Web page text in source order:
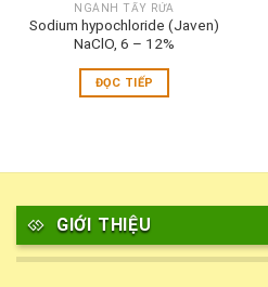
NGÀNH TẨY RỬA
Sodium hypochloride (Javen)
NaClO, 6 – 12%
ĐỌC TIẾP
GIỚI THIỆU